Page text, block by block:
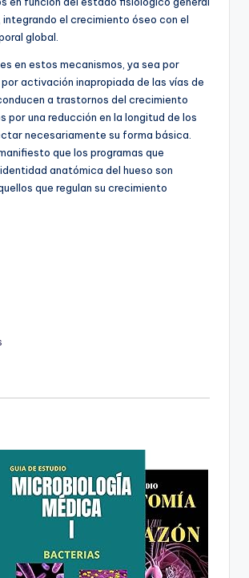
integrando el crecimiento óseo con el
global.
en estos mecanismos, ya sea por
activación inapropiada de las vías de
a trastornos del crecimiento
por una reducción en la longitud de los
necesariamente su forma básica.
que los programas que
anatómica del hueso son
que regulan su crecimiento